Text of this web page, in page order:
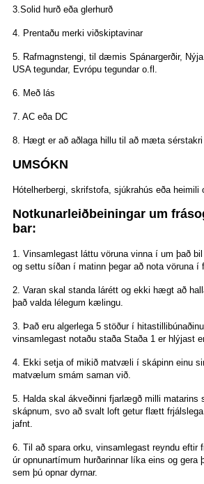
3.Solid hurð eða glerhurð
4. Prentaðu merki viðskiptavinar
5. Rafmagnstengi, til dæmis Spánargerðir,
USA tegundar, Evrópu tegundar o.fl.
6. Með lás
7. AC eða DC
8. Hægt er að aðlaga hillu til að mæta
UMSÓKN
Hótelherbergi, skrifstofa, sjúkrahús eða heimili
Notkunarleiðbeiningar um
bar:
1. Vinsamlegast láttu vöruna vinna í um það
og settu síðan í matinn þegar að nota vöruna í
2. Varan skal standa lárétt og ekki hægt að
það valda lélegum kælingu.
3. Það eru algerlega 5 stöður í
vinsamlegast notaðu staða Staða 1 er hlýjast
4. Ekki setja of mikið matvæli í skápinn einu
matvælum smám saman við.
5. Halda skal ákveðinni fjarlægð milli matarins
skápnum, svo að svalt loft getur flætt
jafnt.
6. Til að spara orku, vinsamlegast reyndu eftir
úr opnunartímum hurðarinnar líka eins og gera
sem þú opnar dyrnar.